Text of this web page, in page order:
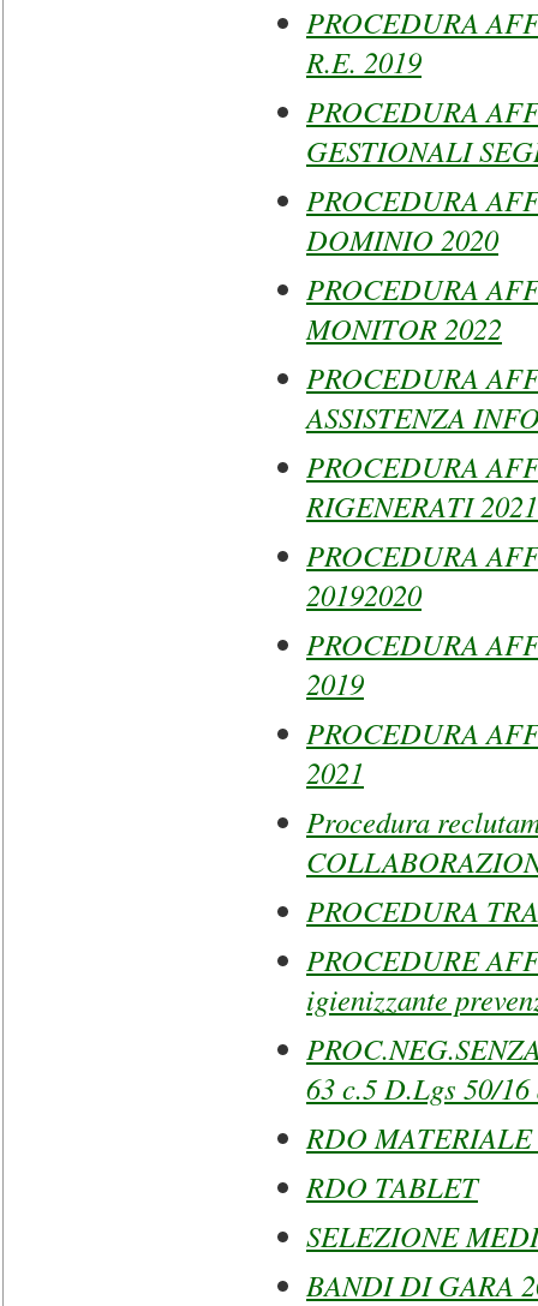
PROCEDURA
R.E. 2019
PROCEDURA
GESTIONALI
PROCEDURA
DOMINIO 2020
PROCEDURA
MONITOR 2022
PROCEDURA
ASSISTENZA
PROCEDURA
RIGENERATI 2021
PROCEDURA
20192020
PROCEDURA
2019
PROCEDURA
2021
Procedura
PROCEDURA
PROCEDURE
igienizzante
63 c.5 D.Lgs 50/
RDO
RDO TABLET
SELEZIONE
BANDI DI GARA